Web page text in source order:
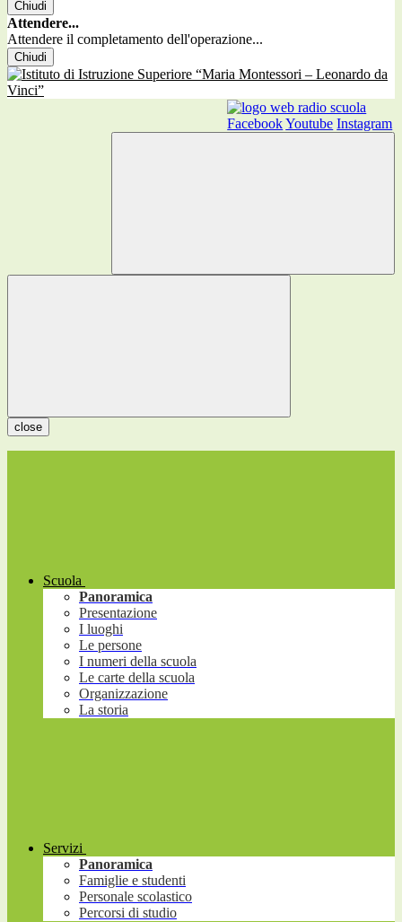
Chiudi
Attendere...
Attendere il completamento dell'operazione...
Chiudi
FacebookYoutube Instagram
close
Scuola
Panoramica
Presentazione
I luoghi
Le persone
I numeri della scuola
Le carte della scuola
Organizzazione
La storia
Servizi
Panoramica
Famiglie e studenti
Personale scolastico
Percorsi di studio